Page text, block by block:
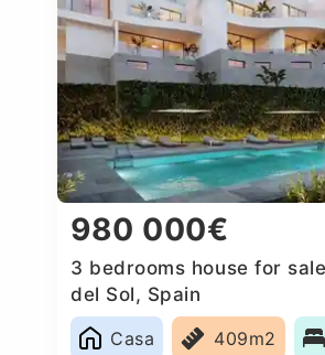
980 000€
3 bedrooms house for
del Sol, Spain
Casa
409m2